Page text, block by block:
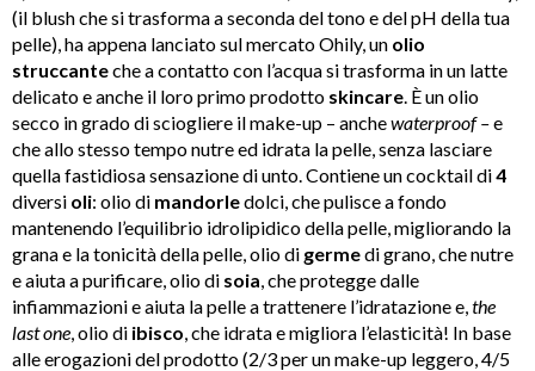
(il blush che si trasforma a seconda del tono e del pH della tua
pelle), ha appena lanciato sul mercato Ohily, un olio
struccanteche a contatto con l’acqua si trasforma in un latte
delicato e anche il loro primo prodotto skincare. È un olio
secco in grado di sciogliere il make-up – anchewaterproof –e
che allo stesso tempo nutre ed idrata la pelle, senza lasciare
quella fastidiosa sensazione di unto. Contiene un cocktail di4
diversi oli: olio di mandorledolci, che pulisce a fondo
mantenendo l’equilibrio idrolipidico della pelle, migliorando la
grana e la tonicità della pelle, olio di germedi grano, che nutre
e aiuta a purificare, olio di soia, che protegge dalle
infiammazioni e aiuta la pelle a trattenere l’idratazione e,the
last one, olio di ibisco, che idrata e migliora l’elasticità! In base
alle erogazioni del prodotto (2/3 per un make-up leggero, 4/5